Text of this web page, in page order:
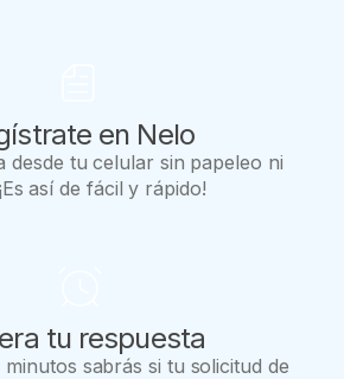
en Nelo
desde tu celular sin papeleo ni
así de fácil y rápido!
tu respuesta
minutos sabrás si tu solicitud de